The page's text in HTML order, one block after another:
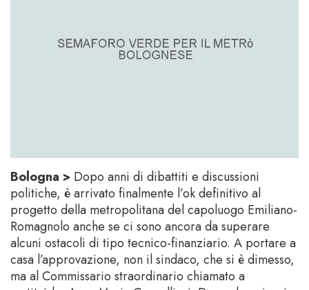
Bologna > Dopo anni di dibattiti e discussioni
politiche, è arrivato finalmente l’ok definitivo al
progetto della metropolitana del capoluogo Emiliano-
Romagnolo anche se ci sono ancora da superare
alcuni ostacoli di tipo tecnico-finanziario. A portare a
casa l’approvazione, non il sindaco, che si è dimesso,
ma al Commissario straordinario chiamato a